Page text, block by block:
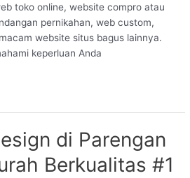
toko online, website compro atau
pernikahan, web custom,
website situs bagus lainnya.
keperluan Anda
di Parengan
Berkualitas #1